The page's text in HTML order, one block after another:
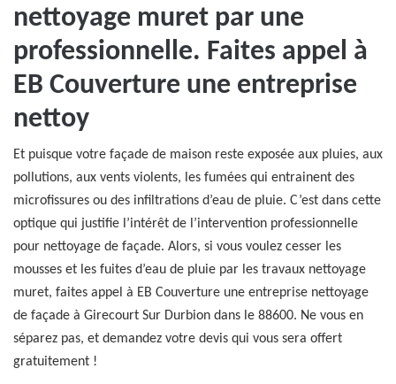
nettoyage muret par une
professionnelle. Faites appel à
EB Couverture une entreprise
nettoy
Et puisque votre façade de maison reste exposée aux pluies, aux
pollutions, aux vents violents, les fumées qui entrainent des
microfissures ou des infiltrations d’eau de pluie. C’est dans cette
optique qui justifie l’intérêt de l’intervention professionnelle
pour nettoyage de façade. Alors, si vous voulez cesser les
mousses et les fuites d’eau de pluie par les travaux nettoyage
muret, faites appel à EB Couverture une entreprise nettoyage
de façade à Girecourt Sur Durbion dans le 88600. Ne vous en
séparez pas, et demandez votre devis qui vous sera offert
gratuitement !